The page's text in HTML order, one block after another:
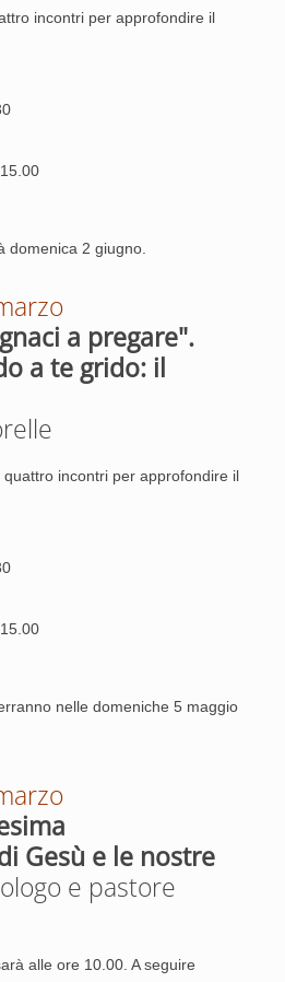
incontri per approfondire il
domenica 2 giugno.
a pregare".
a te grido: il
incontri per approfondire il
nelle domeniche 5 maggio
Gesù e le nostre
e pastore
alle ore 10.00. A seguire